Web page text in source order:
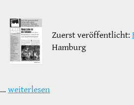
Zuerst veröffentlicht:
Hamburg
… weiterlesen